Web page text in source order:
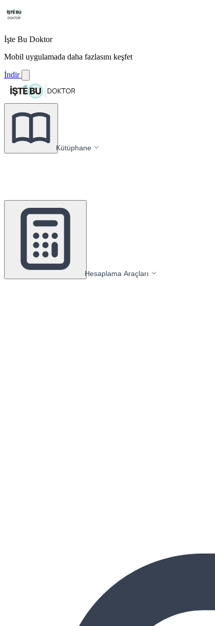
İşte Bu Doktor
Mobil uygulamada daha fazlasını keşfet
İndir
Kütüphane
Hesaplama Araçları